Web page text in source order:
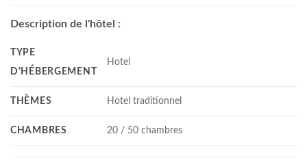
Description de l'hôtel :
TYPE
D'HÉBERGEMENT
Hotel
THÈMES Hotel traditionnel
CHAMBRES 20 / 50 chambres